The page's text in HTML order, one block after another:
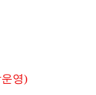
영)